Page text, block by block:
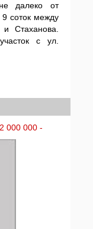
далеко от
соток между
Стаханова.
с ул.
000 000 -